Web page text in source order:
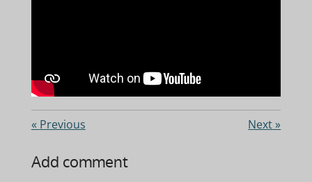
« Previous Next»
Add comment